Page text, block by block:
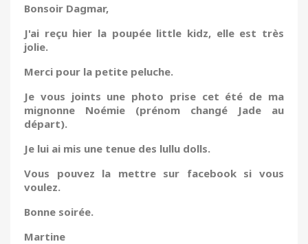
Bonsoir Dagmar,
J'ai reçu hier la poupée little kidz, elle est très
jolie.
Merci pour la petite peluche.
Je vous joints une photo prise cet été de ma
mignonne Noémie (prénom changé Jade au
départ).
Je lui ai mis une tenue des lullu dolls.
Vous pouvez la mettre sur facebook si vous
voulez.
Bonne soirée.
Martine